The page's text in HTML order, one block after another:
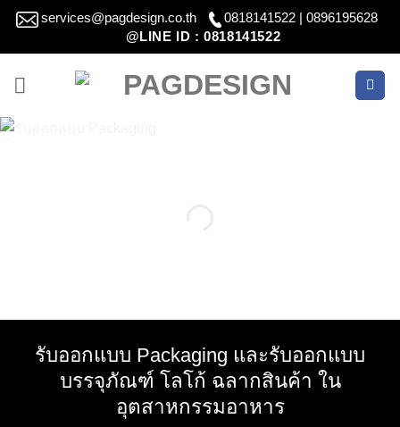
Skip
content
services@pagdesign.co.th
0818141522 | 0896195628
@LINE ID : 0818141522
รับออกแบบ Packaging และรับออกแบบ
บรรจุภัณฑ์ โลโก้ ฉลากสินค้า ใน
อุตสาหกรรมอาหาร